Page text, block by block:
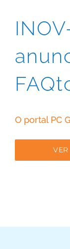
O portal PC